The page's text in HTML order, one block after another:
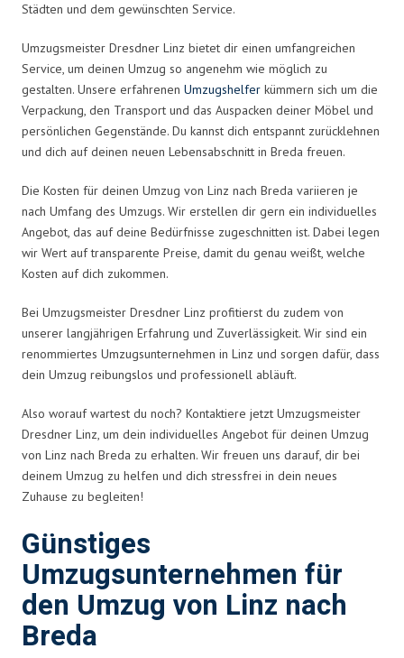
Städten und dem gewünschten Service.
Umzugsmeister Dresdner Linz bietet dir einen umfangreichen
Service, um deinen Umzug so angenehm wie möglich zu
gestalten. Unsere erfahrenen Umzugshelfer kümmern sich um die
Verpackung, den Transport und das Auspacken deiner Möbel und
persönlichen Gegenstände. Du kannst dich entspannt zurücklehnen
und dich auf deinen neuen Lebensabschnitt in Breda freuen.
Die Kosten für deinen Umzug von Linz nach Breda variieren je
nach Umfang des Umzugs. Wir erstellen dir gern ein individuelles
Angebot, das auf deine Bedürfnisse zugeschnitten ist. Dabei legen
wir Wert auf transparente Preise, damit du genau weißt, welche
Kosten auf dich zukommen.
Bei Umzugsmeister Dresdner Linz profitierst du zudem von
unserer langjährigen Erfahrung und Zuverlässigkeit. Wir sind ein
renommiertes Umzugsunternehmen in Linz und sorgen dafür, dass
dein Umzug reibungslos und professionell abläuft.
Also worauf wartest du noch? Kontaktiere jetzt Umzugsmeister
Dresdner Linz, um dein individuelles Angebot für deinen Umzug
von Linz nach Breda zu erhalten. Wir freuen uns darauf, dir bei
deinem Umzug zu helfen und dich stressfrei in dein neues
Zuhause zu begleiten!
Günstiges
Umzugsunternehmen für
den Umzug von Linz nach
Breda